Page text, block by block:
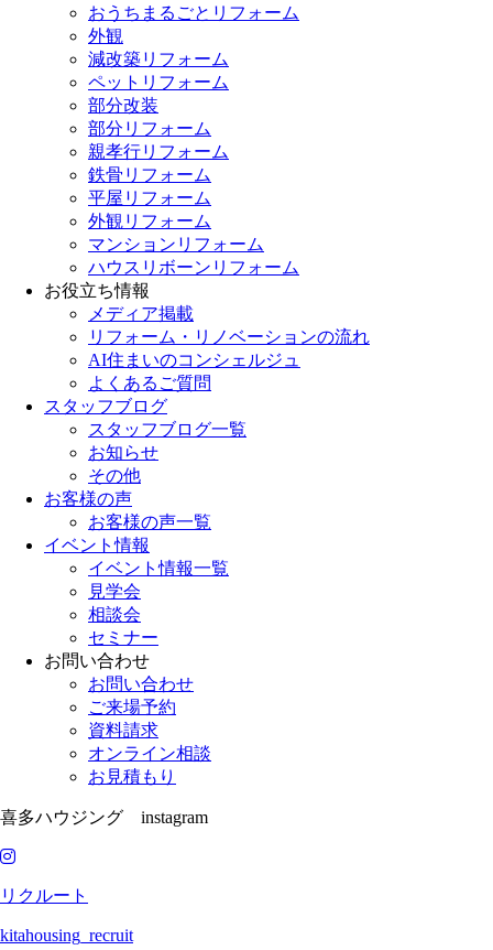
おうちまるごとリフォーム
外観
減改築リフォーム
ペットリフォーム
部分改装
部分リフォーム
親孝行リフォーム
鉄骨リフォーム
平屋リフォーム
外観リフォーム
マンションリフォーム
ハウスリボーンリフォーム
お役立ち情報
メディア掲載
リフォーム・リノベーションの流れ
AI住まいのコンシェルジュ
よくあるご質問
スタッフブログ
スタッフブログ一覧
お知らせ
その他
お客様の声
お客様の声一覧
イベント情報
イベント情報一覧
見学会
相談会
セミナー
お問い合わせ
お問い合わせ
ご来場予約
資料請求
オンライン相談
お見積もり
喜多ハウジング instagram
リクルート
kitahousing_recruit